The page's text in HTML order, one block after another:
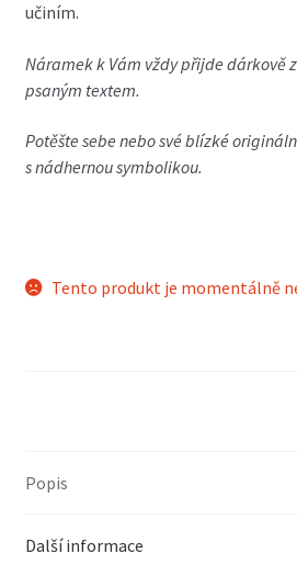
učiním.
Náramek k Vám vždy přijde dárkově
psaným textem.
Potěšte sebe nebo své blízké
s nádhernou symbolikou.
Tento produkt je momentálně
Popis
Další informace